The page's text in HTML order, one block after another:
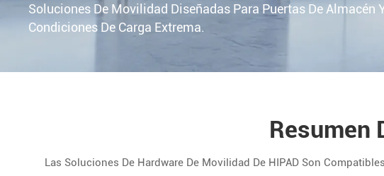
Soluciones De Movilidad Diseñadas Para Puertas De
Condiciones De Carga Extrema.
Resumen
Las Soluciones De Hardware De Movilidad De HIPAD Son